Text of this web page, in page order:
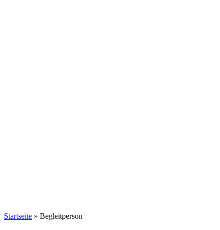
Startseite » Begleitperson